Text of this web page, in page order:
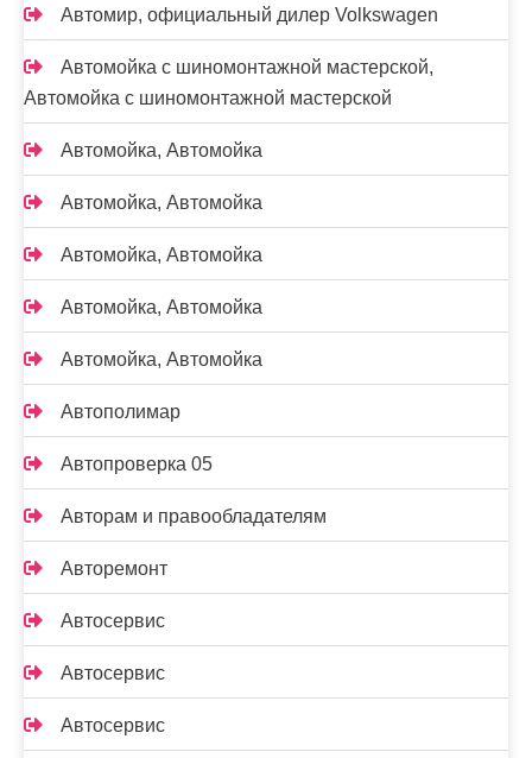
Автомир, официальный дилер Volkswagen
Автомойка с шиномонтажной мастерской,
Автомойка с шиномонтажной мастерской
Автомойка, Автомойка
Автомойка, Автомойка
Автомойка, Автомойка
Автомойка, Автомойка
Автомойка, Автомойка
Автополимар
Автопроверка 05
Авторам и правообладателям
Авторемонт
Автосервис
Автосервис
Автосервис